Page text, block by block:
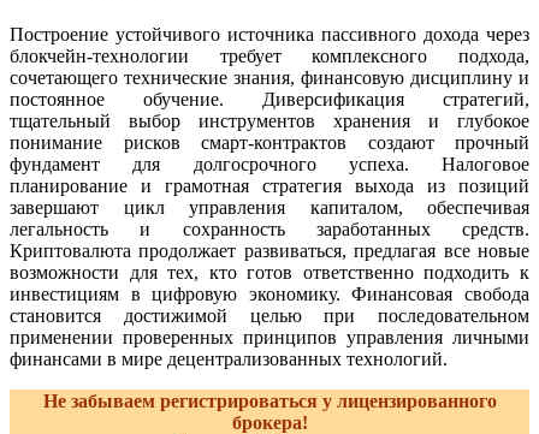
Построение устойчивого источника пассивного дохода через
блокчейн-технологии требует комплексного подхода,
сочетающего технические знания, финансовую дисциплину и
постоянное обучение. Диверсификация стратегий,
тщательный выбор инструментов хранения и глубокое
понимание рисков смарт-контрактов создают прочный
фундамент для долгосрочного успеха. Налоговое
планирование и грамотная стратегия выхода из позиций
завершают цикл управления капиталом, обеспечивая
легальность и сохранность заработанных средств.
Криптовалюта продолжает развиваться, предлагая все новые
возможности для тех, кто готов ответственно подходить к
инвестициям в цифровую экономику. Финансовая свобода
становится достижимой целью при последовательном
применении проверенных принципов управления личными
финансами в мире децентрализованных технологий.
Не забываем регистрироваться у лицензированного
брокера!